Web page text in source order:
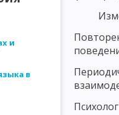
НАБЛЮДЕНИЕ
МЕТОД
АНКЕТНЫЙ ОПРОС
ТЕСТИРОВАНИЕ
и
в